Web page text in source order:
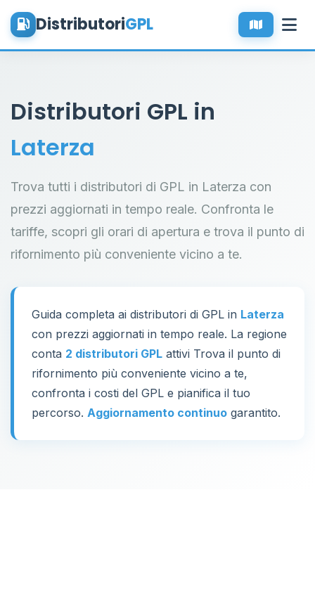
DistributoriGPL
Distributori GPL in
Laterza
Trova tutti i distributori di GPL in Laterza con
prezzi aggiornati in tempo reale. Confronta le
tariffe, scopri gli orari di apertura e trova il punto di
rifornimento più conveniente vicino a te.
Guida completa ai distributori di GPL in Laterza
con prezzi aggiornati in tempo reale. La regione
conta 2 distributori GPL attivi Trova il punto di
rifornimento più conveniente vicino a te,
confronta i costi del GPL e pianifica il tuo
percorso. Aggiornamento continuo garantito.